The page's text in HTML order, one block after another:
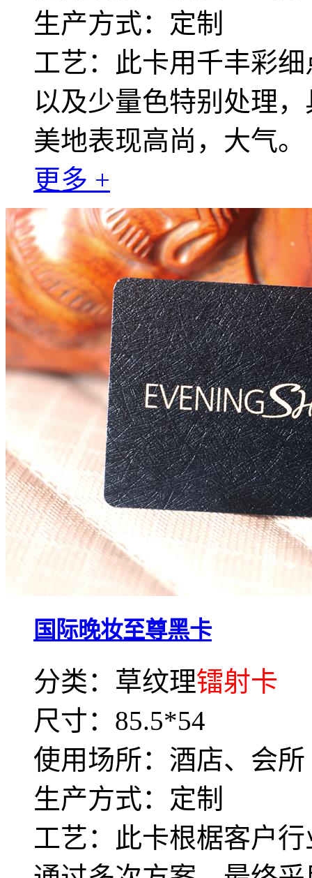
生产方式：定制
工艺：此卡用千丰彩
以及少量色特别处理
美地表现高尚，大气。
更多 +
国际晚妆至尊黑卡
分类：草纹理镭射卡
尺寸：85.5*54
使用场所：酒店、会所
生产方式：定制
工艺：此卡根椐客户